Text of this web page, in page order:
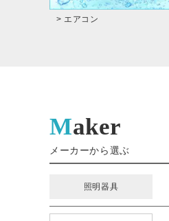
> エアコン
Maker
メーカーから選ぶ
照明器具